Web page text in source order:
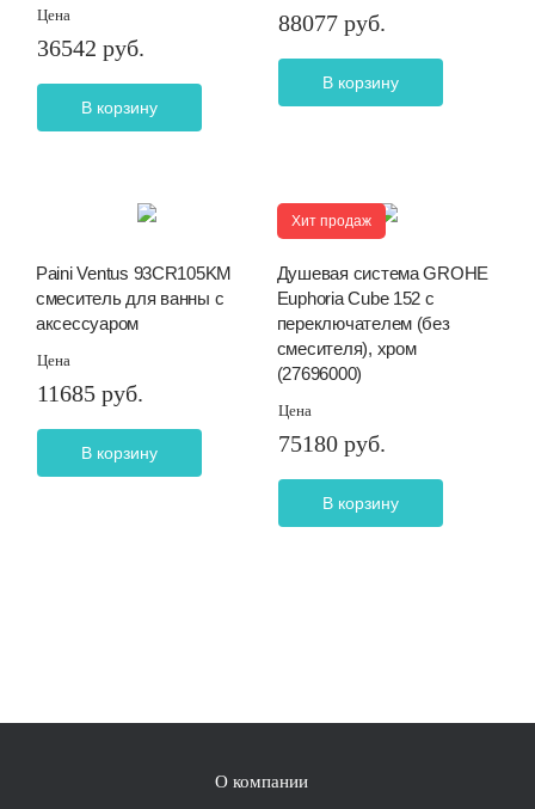
Цена
36542 руб.
В корзину
88077 руб.
В корзину
Paini Ventus 93CR105KM
смеситель для ванны с
аксессуаром
Цена
11685 руб.
В корзину
Хит продаж
Душевая система GROHE
Euphoria Cube 152 с
переключателем (без
смесителя), хром
(27696000)
Цена
75180 руб.
В корзину
О компании